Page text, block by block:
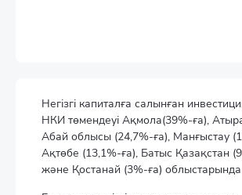
Негізгі капиталға салынған
НКИ төмендеуі Ақмола(39%-ға),
Абай облысы (24,7%-ға), Манғыстау
Ақтөбе (13,1%-ға), Батыс Қазақстан
және Қостанай (3%-ға)